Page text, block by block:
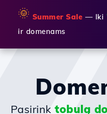
🌞 Summer Sale — Iki
ir domenams
Pasirink tobulą